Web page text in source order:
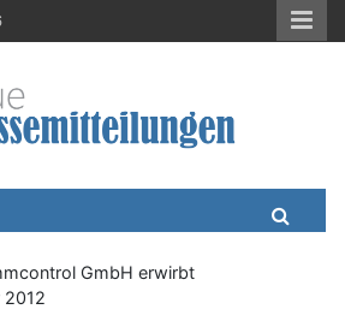
News, Meldungen, Wirtschaft
GmbH erwirbt
2012